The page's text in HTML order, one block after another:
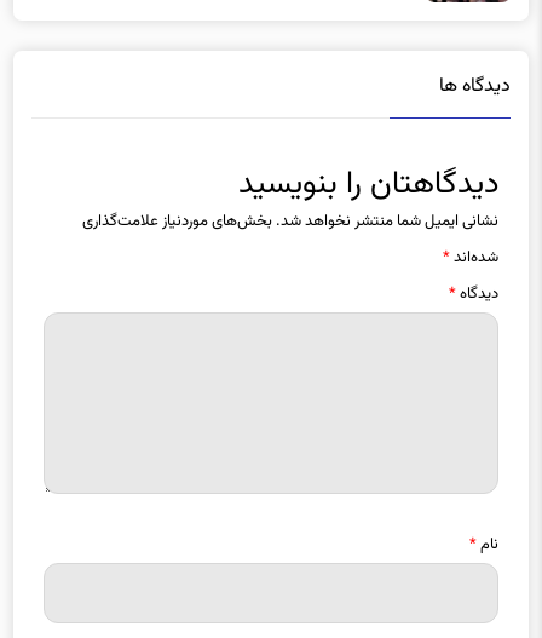
دیدگاه ها
دیدگاهتان را بنویسید
نشانی ایمیل شما منتشر نخواهد شد. بخش‌های موردنیاز علامت‌گذاری
شده‌اند*
دیدگاه*
نام*